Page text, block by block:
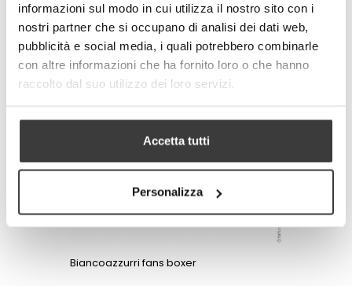
informazioni sul modo in cui utilizza il nostro sito con i
nostri partner che si occupano di analisi dei dati web,
pubblicità e social media, i quali potrebbero combinarle
con altre informazioni che ha fornito loro o che hanno
raccolto dal suo utilizzo dei loro servizi.
Accetta tutti
Personalizza
Biancoazzurri fans boxer